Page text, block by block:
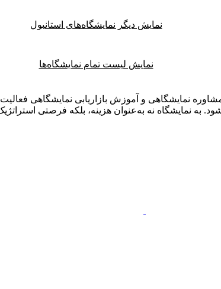
نمایش دیگر نمایشگاه‌های استانبول
نمایش لیست تمام نمایشگاه‌ها
نمایشگاهی و آموزش بازاریابی نمایشگاهی
به نمایشگاه نه به‌عنوان هزینه، بلکه فرصتی